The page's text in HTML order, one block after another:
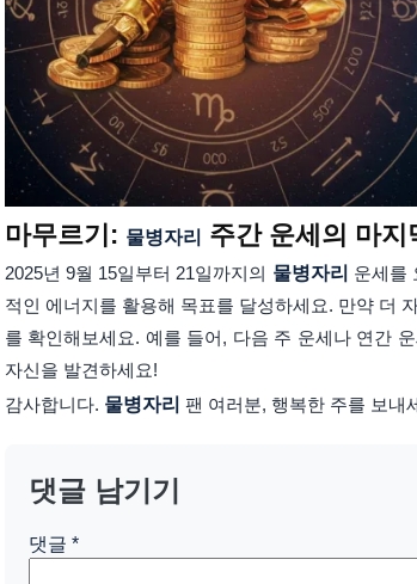
마무르기: 물병자리 주간 운세의 마지
2025년 9월 15일부터 21일까지의 물병자리 운세를
적인 에너지를 활용해 목표를 달성하세요. 만약 더
를 확인해보세요. 예를 들어, 다음 주 운세나 연간
자신을 발견하세요!
감사합니다. 물병자리 팬 여러분, 행복한 주를 보내
댓글 남기기
댓글 *